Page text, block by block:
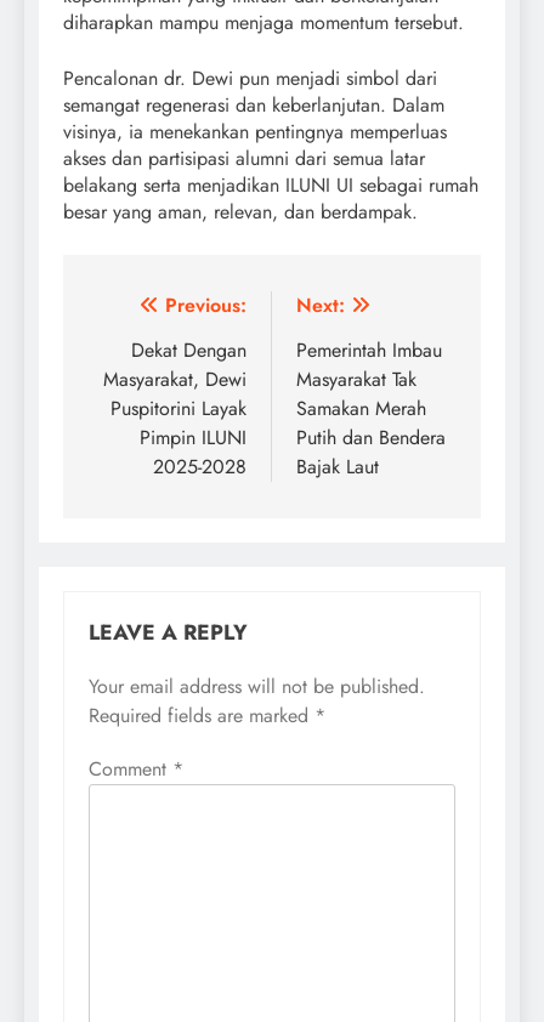
diharapkan mampu menjaga momentum tersebut.
Pencalonan dr. Dewi pun menjadi simbol dari
semangat regenerasi dan keberlanjutan. Dalam
visinya, ia menekankan pentingnya memperluas
akses dan partisipasi alumni dari semua latar
belakang serta menjadikan ILUNI UI sebagai rumah
besar yang aman, relevan, dan berdampak.
Post
navigation
Previous:
Dekat Dengan
Masyarakat, Dewi
Puspitorini Layak
Pimpin ILUNI
2025-2028
Next:
Pemerintah Imbau
Masyarakat Tak
Samakan Merah
Putih dan Bendera
Bajak Laut
LEAVE A REPLY
Your email address will not be published.
Required fields are marked *
Comment *